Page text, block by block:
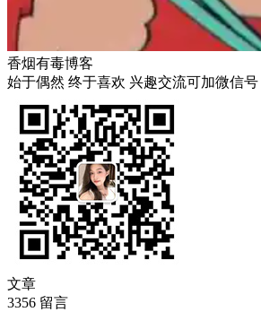
香烟有毒博客
始于偶然 终于喜欢 兴趣交流可加微信号
文章
3356 留言